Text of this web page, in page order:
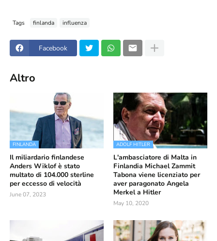
Tags finlanda influenza
Facebook
Altro
FINLANDA
Il miliardario finlandese
Anders Wiklof è stato
multato di 104.000 sterline
per eccesso di velocità
June 07, 2023
ADOLF HITLER
L'ambasciatore di Malta in
Finlandia Michael Zammit
Tabona viene licenziato per
aver paragonato Angela
Merkel a Hitler
May 10, 2020